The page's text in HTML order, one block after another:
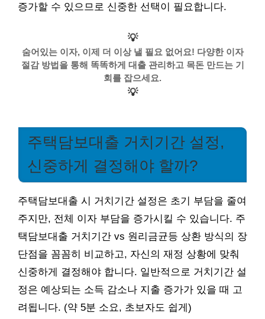
증가할 수 있으므로 신중한 선택이 필요합니다.
💡
숨어있는 이자, 이제 더 이상 낼 필요 없어요! 다양한 이자
절감 방법을 통해 똑똑하게 대출 관리하고 목돈 만드는 기
회를 잡으세요.
💡
주택담보대출 거치기간 설정,
신중하게 결정해야 할까?
주택담보대출 시 거치기간 설정은 초기 부담을 줄여
주지만, 전체 이자 부담을 증가시킬 수 있습니다. 주
택담보대출 거치기간 vs 원리금균등 상환 방식의 장
단점을 꼼꼼히 비교하고, 자신의 재정 상황에 맞춰
신중하게 결정해야 합니다. 일반적으로 거치기간 설
정은 예상되는 소득 감소나 지출 증가가 있을 때 고
려됩니다. (약 5분 소요, 초보자도 쉽게)